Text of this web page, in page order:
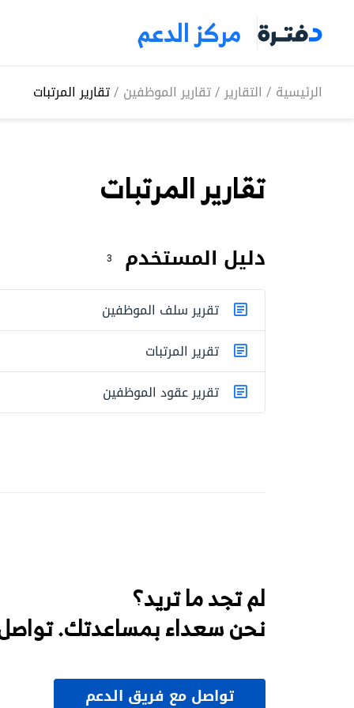
مركز الدعم
الرئيسية / التقارير/تقارير الموظفين /تقارير المرتبات
تقارير المرتبات
دليل المستخدم 3
تقرير سلف الموظفين
تقرير المرتبات
تقرير عقود الموظفين
لم تجد ما تريد؟
نحن سعداء بمساعدتك.
تواصل مع فريق الدعم